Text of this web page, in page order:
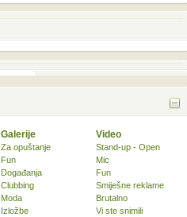
Galerije
Za opuštanje
Fun
Događanja
Clubbing
Moda
Izložbe
Video
Stand-up - Open
Mic
Fun
Smiješne reklame
Brutalno
Vi ste snimili